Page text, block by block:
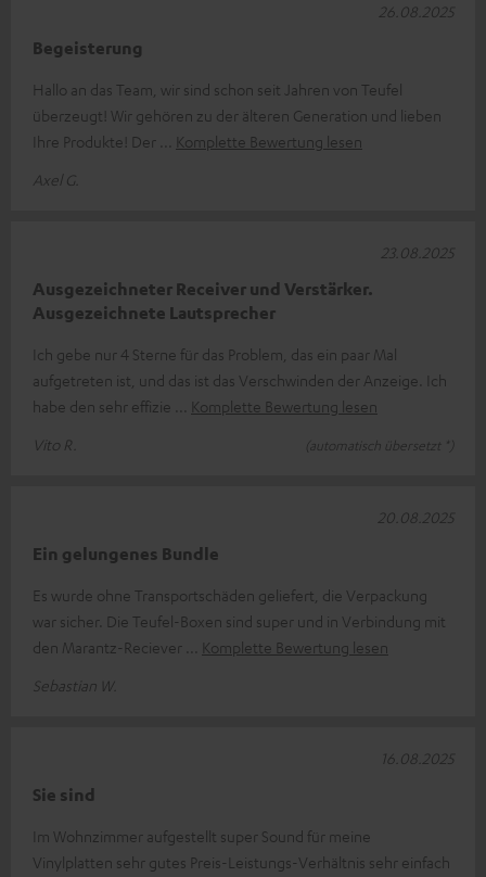
Begeisterung
Hallo an das Team, wir sind schon seit Jahren von Teufel
überzeugt! Wir gehören zu der älteren Generation und lieben
Ihre Produkte! Der
Komplette Bewertung lesen
Axel G.
26.08.2025
Ausgezeichneter Receiver und Verstärker.
Ausgezeichnete Lautsprecher
Ich gebe nur 4 Sterne für das Problem, das ein paar Mal
aufgetreten ist, und das ist das Verschwinden der Anzeige. Ich
habe den sehr effizie
Komplette Bewertung lesen
Vito R.
(automatisch übersetzt *)
23.08.2025
Ein gelungenes Bundle
Es wurde ohne Transportschäden geliefert, die Verpackung
war sicher. Die Teufel-Boxen sind super und in Verbindung mit
den Marantz-Reciever
Komplette Bewertung lesen
Sebastian W.
20.08.2025
Sie sind
Im Wohnzimmer aufgestellt super Sound für meine
Vinylplatten sehr gutes Preis-Leistungs-Verhältnis sehr einfach
16.08.2025